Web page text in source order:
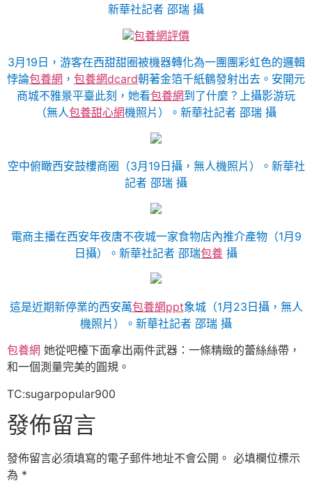
新華社記者 邵瑞 攝
包養網評價
3月19日，游客在西甜甜圈被機器轉化為一團團彩虹色的邏輯
悖論包養網 ， 包養網dcard朝著金箔千紙鶴發射出去。安開元
商城不雅景平臺此刻，她看包養網到了什麼？上攝影游玩
（無人包養甜心網機照片）。新華社記者 邵瑞 攝
空中俯瞰西安鼓樓商圈（3月19日攝，無人機照片）。新華社
記者 邵瑞 攝
電商主播在西安年夜唐不夜城一家食物店內推介產物（1月9
日攝）。新華社記者 邵瑞包養 攝
這是近期新停業的西安萬包養網ppt象城（1月23日攝，無人
機照片）。新華社記者 邵瑞 攝
包養網 她從吧檯下面拿出兩件武器：一條精緻的蕾絲絲帶，
和一個測量完美的圓規。
TC:sugarpopular900
發佈留言
發佈留言必須填寫的電子郵件地址不會公開。 必填欄位標示
為 *